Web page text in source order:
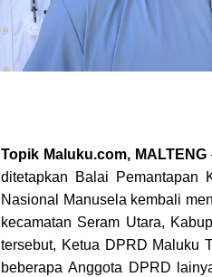
Topik Maluku.com, MALTENG
ditetapkan Balai Pemantapan
Nasional Manusela kembali
kecamatan Seram Utara,
tersebut, Ketua DPRD Maluku
beberapa Anggota DPRD